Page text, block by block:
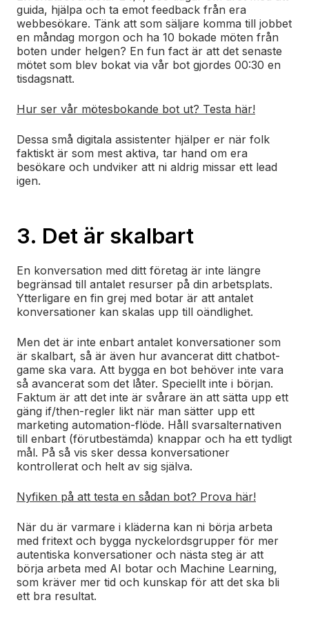
guida, hjälpa och ta emot feedback från era
webbesökare. Tänk att som säljare komma till jobbet
en måndag morgon och ha 10 bokade möten från
boten under helgen? En fun fact är att det senaste
mötet som blev bokat via vår bot gjordes 00:30 en
tisdagsnatt.
Hur ser vår mötesbokande bot ut? Testa här!
Dessa små digitala assistenter hjälper er när folk
faktiskt är som mest aktiva, tar hand om era
besökare och undviker att ni aldrig missar ett lead
igen.
3. Det är skalbart
En konversation med ditt företag är inte längre
begränsad till antalet resurser på din arbetsplats.
Ytterligare en fin grej med botar är att antalet
konversationer kan skalas upp till oändlighet.
Men det är inte enbart antalet konversationer som
är skalbart, så är även hur avancerat ditt chatbot-
game ska vara. Att bygga en bot behöver inte vara
så avancerat som det låter. Speciellt inte i början.
Faktum är att det inte är svårare än att sätta upp ett
gäng if/then-regler likt när man sätter upp ett
marketing automation-flöde. Håll svarsalternativen
till enbart (förutbestämda) knappar och ha ett tydligt
mål. På så vis sker dessa konversationer
kontrollerat och helt av sig själva.
Nyfiken på att testa en sådan bot? Prova här!
När du är varmare i kläderna kan ni börja arbeta
med fritext och bygga nyckelordsgrupper för mer
autentiska konversationer och nästa steg är att
börja arbeta med AI botar och Machine Learning,
som kräver mer tid och kunskap för att det ska bli
ett bra resultat.